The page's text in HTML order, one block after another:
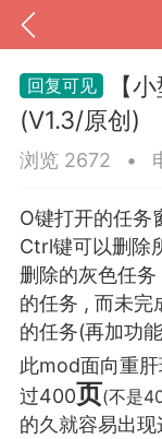
我的钱包
【
(V1.3/原创)
浏览 2672 •
O键打开的任务
Ctrl键可以删除
删除的灰色任
的任务 , 而未完
的任务(再加功
此mod面向重
过400页(不是
的久就容易出